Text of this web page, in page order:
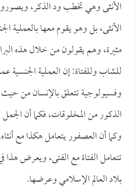
الأنثى وهي تخطب ود الذكر،
الأنثى، بل وهو يقوم معها بالعملية
مثيرة، وهم يقولون من خلال هذه
للشاب وللفتاة: إن العملية الجنسية
وفسيولوجية تتعلق بالإنسان من حيث
الذكور من المخلوقات، فكما أن الجمل
وكما أن العصفور يتعامل هكذا مع
تتعامل الفتاة مع الفتى، ويعرض
بلاد العالم الإسلامي وعرضها.